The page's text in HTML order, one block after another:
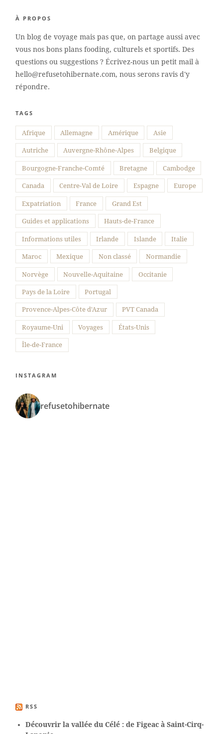
À PROPOS
Un blog de voyage mais pas que, on partage aussi avec
vous nos bons plans fooding, culturels et sportifs. Des
questions ou suggestions ? Écrivez-nous un petit mail à
hello@refusetohibernate.com, nous serons ravis d'y
répondre.
TAGS
Afrique Allemagne Amérique Asie
Autriche Auvergne-Rhône-Alpes Belgique
Bourgogne-Franche-Comté Bretagne Cambodge
Canada Centre-Val de Loire Espagne Europe
Expatriation France Grand Est
Guides et applications Hauts-de-France
Informations utiles Irlande Islande Italie
Maroc Mexique Non classé Normandie
Norvège Nouvelle-Aquitaine Occitanie
Pays de la Loire Portugal
Provence-Alpes-Côte d'Azur PVT Canada
Royaume-Uni Voyages États-Unis
Île-de-France
INSTAGRAM
refusetohibernate
RSS
Découvrir la vallée du Célé : de Figeac à Saint-Cirq-